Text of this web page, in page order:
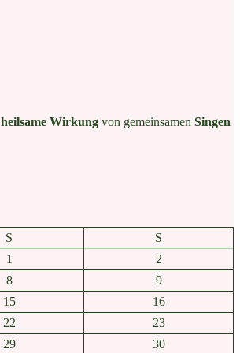
heilsame Wirkung von gemeinsamen Singen
S
S
1
2
8
9
15
16
22
23
29
30